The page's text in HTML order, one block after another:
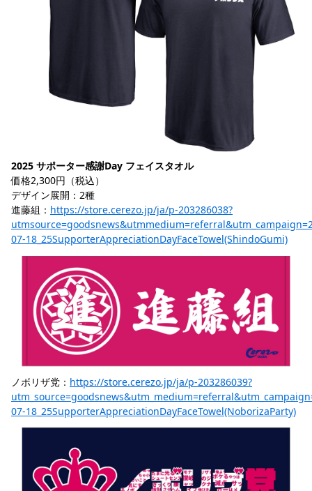
2025 サポーター感謝Day フェイスタオル
価格2,300円（税込）
デザイン展開：2種
進藤組： https://store.cerezo.jp/ja/p-203286038?
07-18_25SupporterAppreciationDayFaceTowel(ShindoGumi)
ノボリザ党： https://store.cerezo.jp/ja/p-203286039?
07-18_25SupporterAppreciationDayFaceTowel(NoborizaParty)